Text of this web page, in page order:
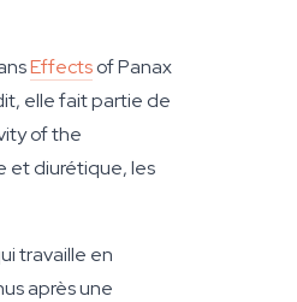
Effectsof Panax
elle fait partie de
of the
et diurétique, les
travaille en
après une